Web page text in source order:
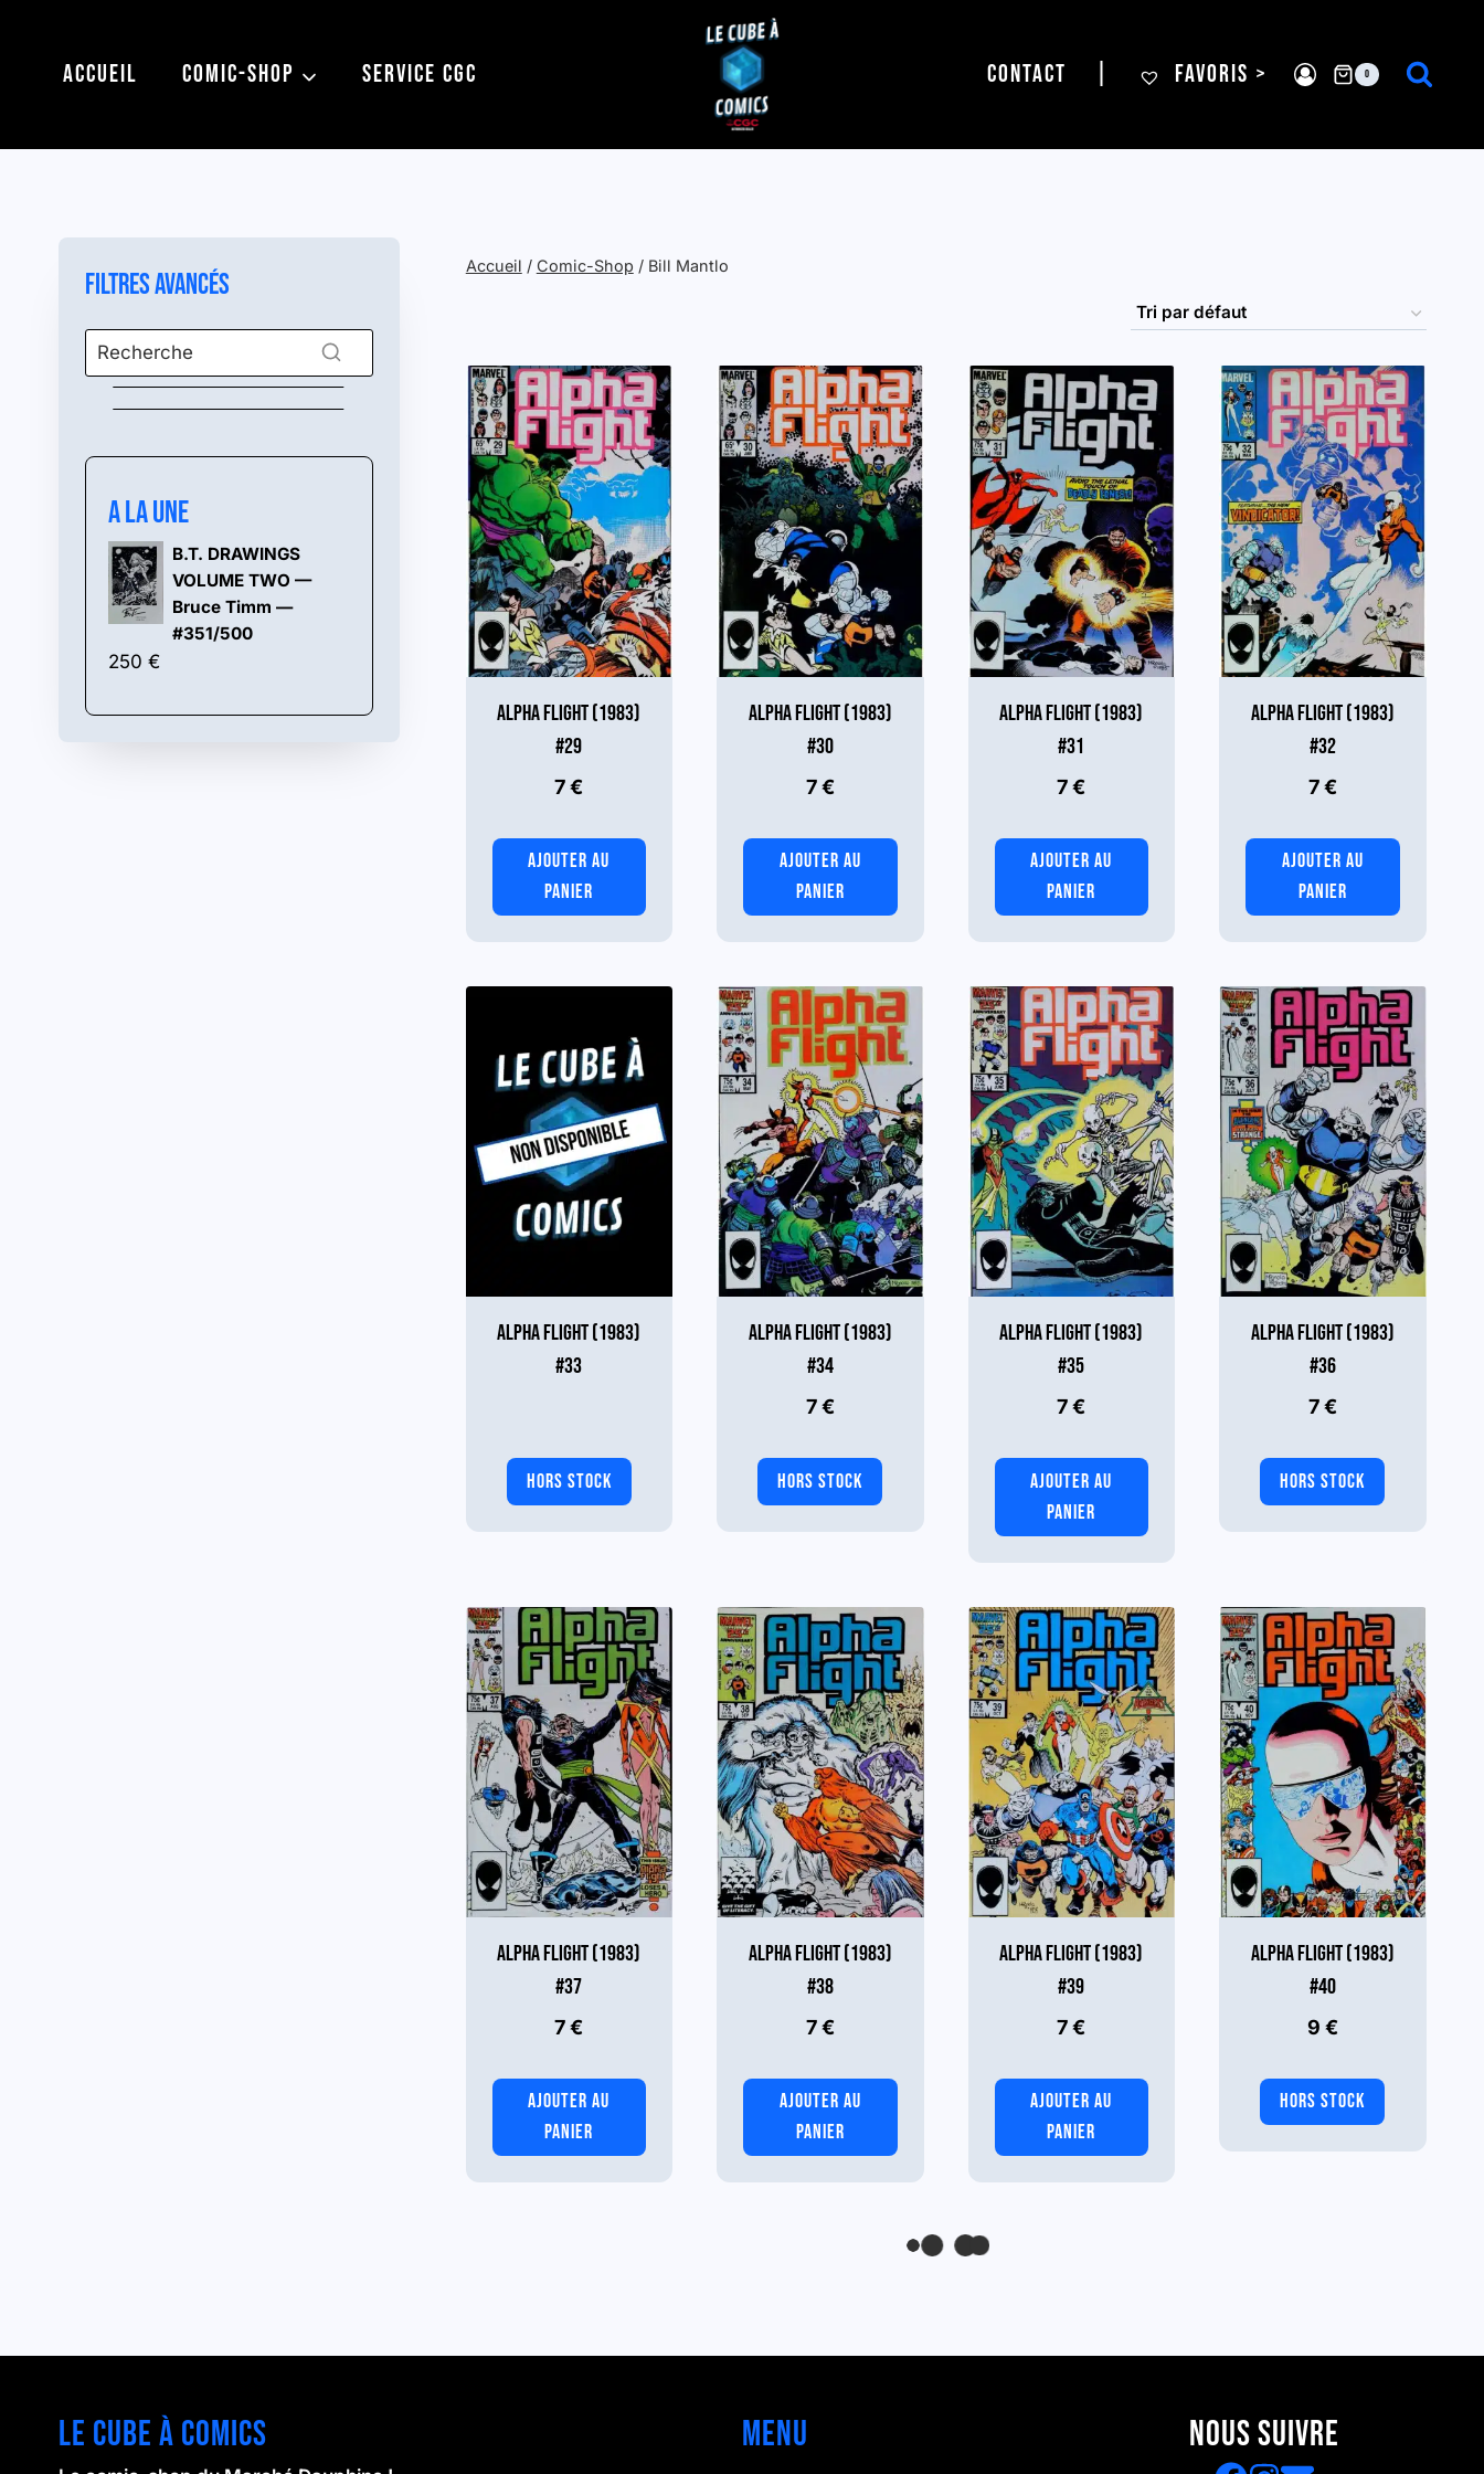
contenuACCUEIL COMIC-SHOP SERVICE CGC CONTACT FAVORIS > 0
Accueil / Comic-Shop / Bill Mantlo
ALPHA FLIGHT (1983)
#29
7€
AJOUTER AU
PANIER
ALPHA FLIGHT (1983)
#30
7€
AJOUTER AU
PANIER
ALPHA FLIGHT (1983)
#31
7€
AJOUTER AU
PANIER
ALPHA FLIGHT (1983)
#32
7€
AJOUTER AU
PANIER
ALPHA FLIGHT (1983)
#33
HORS STOCK
ALPHA FLIGHT (1983)
#34
7€
HORS STOCK
ALPHA FLIGHT (1983)
#35
7€
AJOUTER AU
PANIER
ALPHA FLIGHT (1983)
#36
7€
HORS STOCK
ALPHA FLIGHT (1983)
#37
7€
AJOUTER AU
PANIER
ALPHA FLIGHT (1983)
#38
7€
AJOUTER AU
PANIER
ALPHA FLIGHT (1983)
#39
7€
AJOUTER AU
PANIER
ALPHA FLIGHT (1983)
#40
9 €
HORS STOCK
Filtres avancés
A la une
B.T. DRAWINGS
VOLUME TWO —
Bruce Timm —
#351/500
250 €
Le cube à comics Menu NOUS SUIVRE